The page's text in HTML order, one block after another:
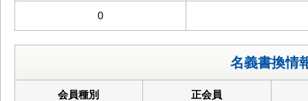
0
名義書換情
会員種別 正会員